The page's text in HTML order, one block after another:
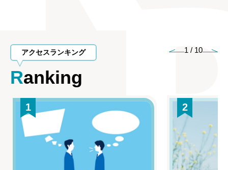
アクセスランキング
Ranking
1 / 10
1 2